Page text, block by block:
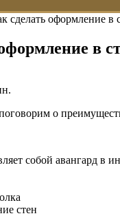
сделать оформление в
в
о
собой авангард в
стен